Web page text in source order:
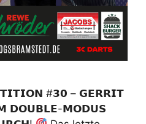
#𝟯𝟬 – 𝗚𝗘𝗥𝗥𝗜𝗧
𝗗𝗢𝗨𝗕𝗟𝗘-𝗠𝗢𝗗𝗨𝗦